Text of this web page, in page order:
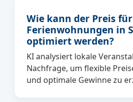
Wie kann der Preis für
Ferienwohnungen in
optimiert werden?
KI analysiert lokale
Nachfrage, um flexible
und optimale Gewinne zu